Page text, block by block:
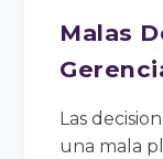
Malas
Las
una mala